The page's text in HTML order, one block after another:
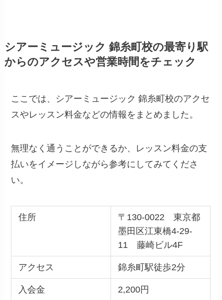
シアーミュージック 錦糸町校の最寄り駅
からのアクセスや営業時間をチェック
ここでは、シアーミュージック 錦糸町校のアクセ
スやレッスン料金などの情報をまとめました。
無理なく通うことができるか、レッスン料金の支
払いをイメージしながら参考にしてみてくださ
い。
住所
〒130-0022 東京都
墨田区江東橋4-29-
11 藤崎ビル4F
アクセス 錦糸町駅徒歩2分
入会金 2,200円